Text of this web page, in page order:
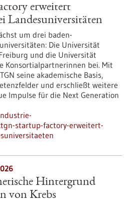
erweitert
Landesuniversitäten
um drei baden-
Die Universität
und die Universität
Konsortialpartnerinnen bei. Mit
seine akademische Basis,
und erschließt weitere
Impulse für die Next Generation
startup-factory-erweitert-
Hintergrund
von Krebs